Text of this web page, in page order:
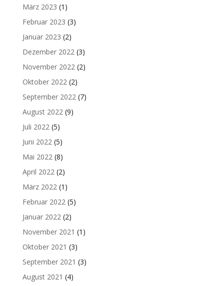
März 2023 (1)
Februar 2023 (3)
Januar 2023 (2)
Dezember 2022 (3)
November 2022 (2)
Oktober 2022 (2)
September 2022 (7)
August 2022 (9)
Juli 2022 (5)
Juni 2022 (5)
Mai 2022 (8)
April 2022 (2)
März 2022 (1)
Februar 2022 (5)
Januar 2022 (2)
November 2021 (1)
Oktober 2021 (3)
September 2021 (3)
August 2021 (4)